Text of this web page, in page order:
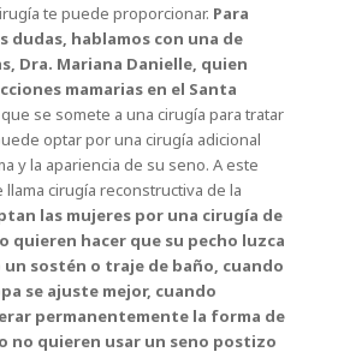
te puede proporcionar. Para
dudas, hablamos con una de
Dra. Mariana Danielle, quien
mamarias en el Santa
que se somete a una cirugía para tratar
optar por una cirugía adicional
y la apariencia de su seno. A este
cirugía reconstructiva de la
las mujeres por una cirugía de
quieren hacer que su pecho luzca
sostén o traje de baño, cuando
se ajuste mejor, cuando
permanentemente la forma de
no quieren usar un seno postizo